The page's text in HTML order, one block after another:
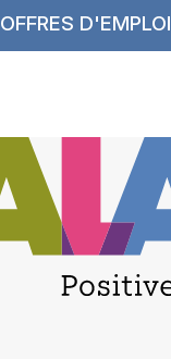
OFFRES D'EMPLOI